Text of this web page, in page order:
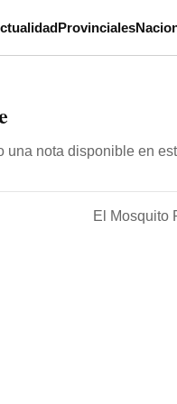
Provinciales
una nota disponible en
El Mosquito